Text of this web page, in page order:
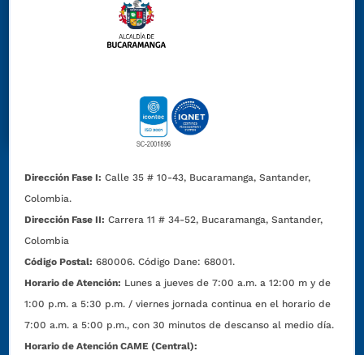
Dirección Fase I: Calle 35 # 10-43, Bucaramanga, Santander,
Colombia.
Dirección Fase II: Carrera 11 # 34-52, Bucaramanga, Santander,
Colombia
Código Postal: 680006. Código Dane: 68001.
Horario de Atención: Lunes a jueves de 7:00 a.m. a 12:00 m y de
1:00 p.m. a 5:30 p.m. / viernes jornada continua en el horario de
7:00 a.m. a 5:00 p.m., con 30 minutos de descanso al medio día.
Horario de Atención CAME (Central):